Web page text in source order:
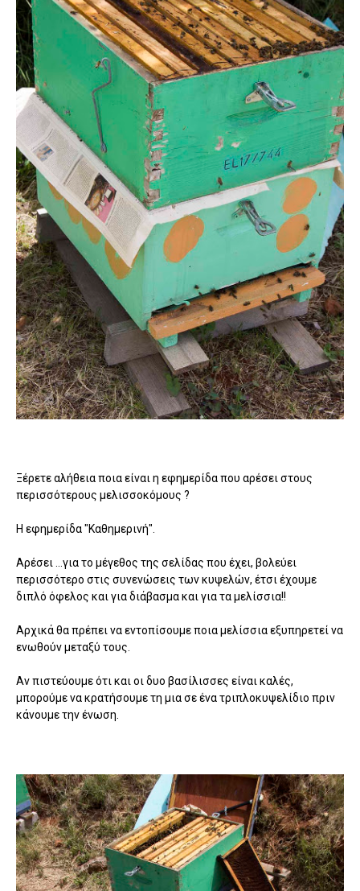
Ξέρετε αλήθεια ποια είναι η εφημερίδα που αρέσει στους
περισσότερους μελισσοκόμους ?
Η εφημερίδα "Καθημερινή".
Αρέσει ...για το μέγεθος της σελίδας που έχει, βολεύει
περισσότερο στις συνενώσεις των κυψελών, έτσι έχουμε
διπλό όφελος και για διάβασμα και για τα μελίσσια!!
Αρχικά θα πρέπει να εντοπίσουμε ποια μελίσσια εξυπηρετεί να
ενωθούν μεταξύ τους.
Αν πιστεύουμε ότι και οι δυο βασίλισσες είναι καλές,
μπορούμε να κρατήσουμε τη μια σε ένα τριπλοκυψελίδιο πριν
κάνουμε την ένωση.